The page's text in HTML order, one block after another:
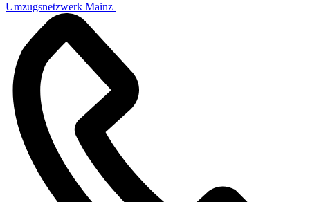
Umzugsnetzwerk Mainz